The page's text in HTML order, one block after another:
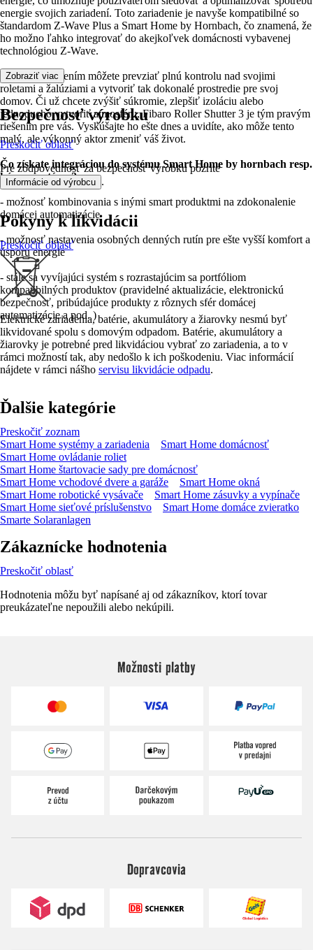
energie svojich zariadení. Toto zariadenie je navyše kompatibilné so
štandardom Z-Wave Plus a Smart Home by Hornbach, čo znamená, že
ho možno ľahko integrovať do akejkoľvek domácnosti vybavenej
technológiou Z-Wave.
S týmto zariadením môžete prevziať plnú kontrolu nad svojimi
roletami a žalúziami a vytvoriť tak dokonalé prostredie pre svoj
domov. Či už chcete zvýšiť súkromie, zlepšiť izoláciu alebo
jednoducho vytvoriť atmosféru, Fibaro Roller Shutter 3 je tým pravým
riešením pre vás. Vyskúšajte ho ešte dnes a uvidíte, ako môže tento
malý, ale výkonný aktor zmeniť váš život.
Čo získate integráciou do systému Smart Home by hornbach resp.
kúpou systému?
- možnosť kombinovania s inými smart produktmi na zdokonalenie
domácej automatizácie
- možnosť nastavenia osobných denných rutín pre ešte vyšší komfort a
úsporu energie
- stále sa vyvíjajúci systém s rozrastajúcim sa portfóliom
kompatibilných produktov (pravidelné aktualizácie, elektronickú
bezpečnosť, pribúdajúce produkty z rôznych sfér domácej
automatizácie a pod. )
Zobraziť viac
Bezpečnosť výrobku
Preskočiť oblasť
Pre zodpovednosť za bezpečnosť výrobku pozrite
Informácie od výrobcu .
Pokyny k likvidácii
Preskočiť oblasť
Elektrické zariadenia, batérie, akumulátory a žiarovky nesmú byť
likvidované spolu s domovým odpadom. Batérie, akumulátory a
žiarovky je potrebné pred likvidáciou vybrať zo zariadenia, a to v
rámci možností tak, aby nedošlo k ich poškodeniu. Viac informácií
nájdete v rámci nášho servisu likvidácie odpadu.
Ďalšie kategórie
Preskočiť zoznam
Smart Home systémy a zariadenia
Smart Home domácnosť
Smart Home ovládanie roliet
Smart Home štartovacie sady pre domácnosť
Smart Home vchodové dvere a garáže
Smart Home okná
Smart Home robotické vysávače
Smart Home zásuvky a vypínače
Smart Home sieťové príslušenstvo
Smart Home domáce zvieratko
Smarte Solaranlagen
Zákaznícke hodnotenia
Preskočiť oblasť
Hodnotenia môžu byť napísané aj od zákazníkov, ktorí tovar
preukázateľne nepoužili alebo nekúpili.
Možnosti platby
Dopravcovia